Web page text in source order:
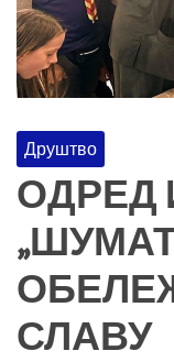
Друштво
ОДРЕД
СЛАВУ